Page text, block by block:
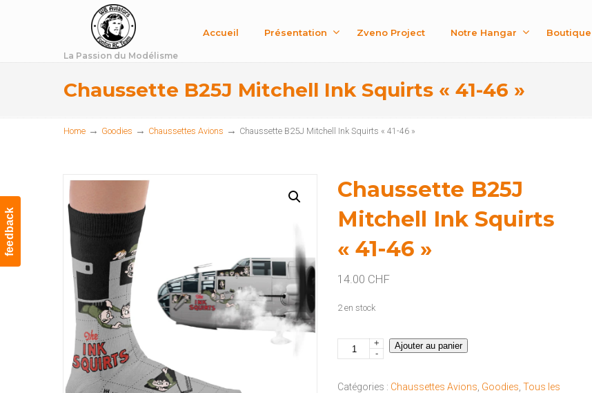
feedback
La Passion du Modélisme
Accueil Présentation Zveno Project Notre Hangar Boutique
Chaussette B25J Mitchell Ink Squirts « 41-46 »
Home → Goodies → Chaussettes Avions → Chaussette B25J Mitchell Ink Squirts « 41-46 »
Chaussette B25J
Mitchell Ink Squirts
« 41-46 »
14.00 CHF
2 en stock
quantité
Chaussette
+
-
Ajouter au panier
Catégories : Chaussettes Avions Goodies ,Tous les